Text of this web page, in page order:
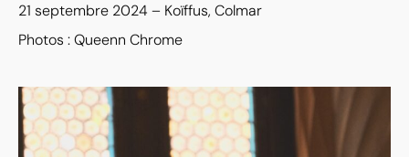
21 septembre 2024 – Koïffus, Colmar
Photos : Queenn Chrome